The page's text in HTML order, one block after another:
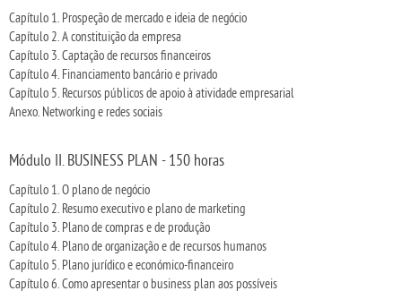
Capítulo 1. Prospeção de mercado e ideia de negócio
Capítulo 2. A constituição da empresa
Capítulo 3. Captação de recursos financeiros
Capítulo 4. Financiamento bancário e privado
Capítulo 5. Recursos públicos de apoio à atividade empresarial
Anexo. Networking e redes sociais
Módulo II. BUSINESS PLAN - 150 horas
Capítulo 1. O plano de negócio
Capítulo 2. Resumo executivo e plano de marketing
Capítulo 3. Plano de compras e de produção
Capítulo 4. Plano de organização e de recursos humanos
Capítulo 5. Plano jurídico e económico-financeiro
Capítulo 6. Como apresentar o business plan aos possíveis